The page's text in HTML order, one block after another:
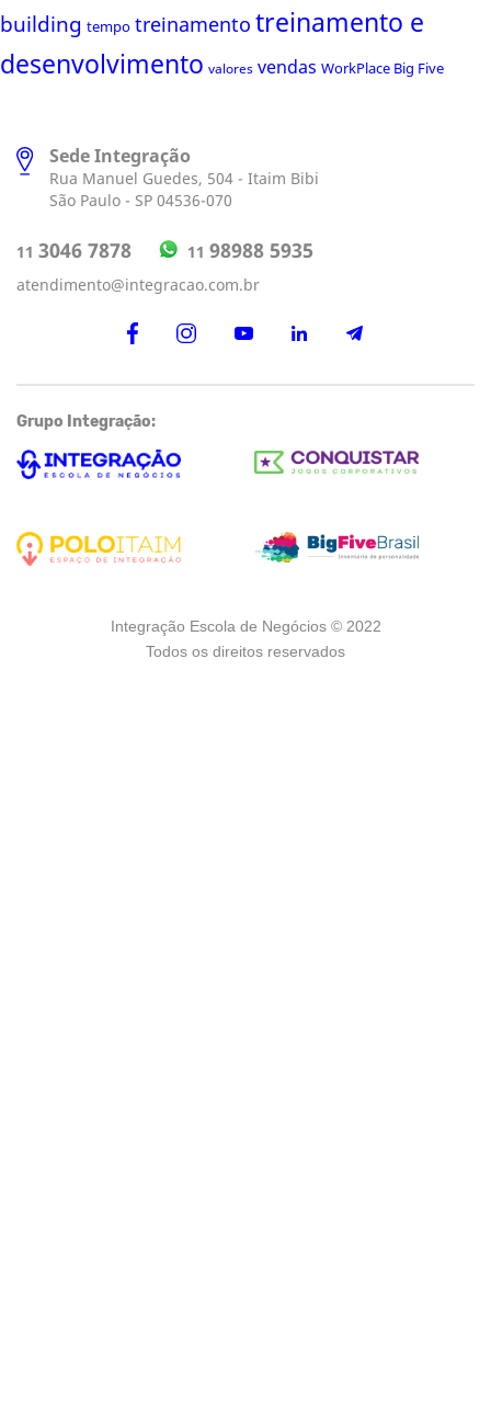
building tempo treinamentotreinamento e
desenvolvimento valores vendas WorkPlace Big Five
Sede Integração
Rua Manuel Guedes, 504 - Itaim Bibi
São Paulo - SP 04536-070
11 3046 7878 11 98988 5935
atendimento@integracao.com.br
Grupo Integração:
Integração Escola de Negócios © 2022
Todos os direitos reservados